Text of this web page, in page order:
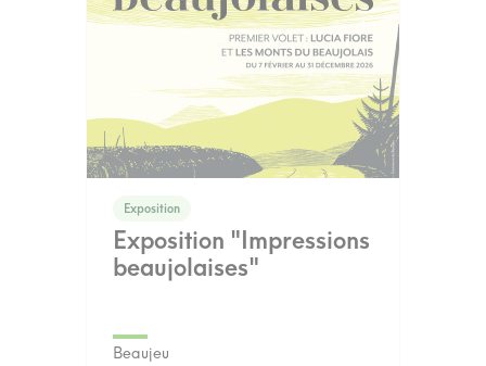
Exposition
Exposition "Impressions
beaujolaises"
Beaujeu